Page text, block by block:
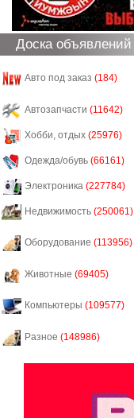
Доска объявлений
Авто под заказ (184)
Автозапчасти (11642)
Хобби, отдых (25976)
Одежда/обувь (66161)
Электроника (227784)
Недвижимость (250061)
Оборудование (113956)
Животные (69405)
Компьютеры (109577)
Разное (148986)